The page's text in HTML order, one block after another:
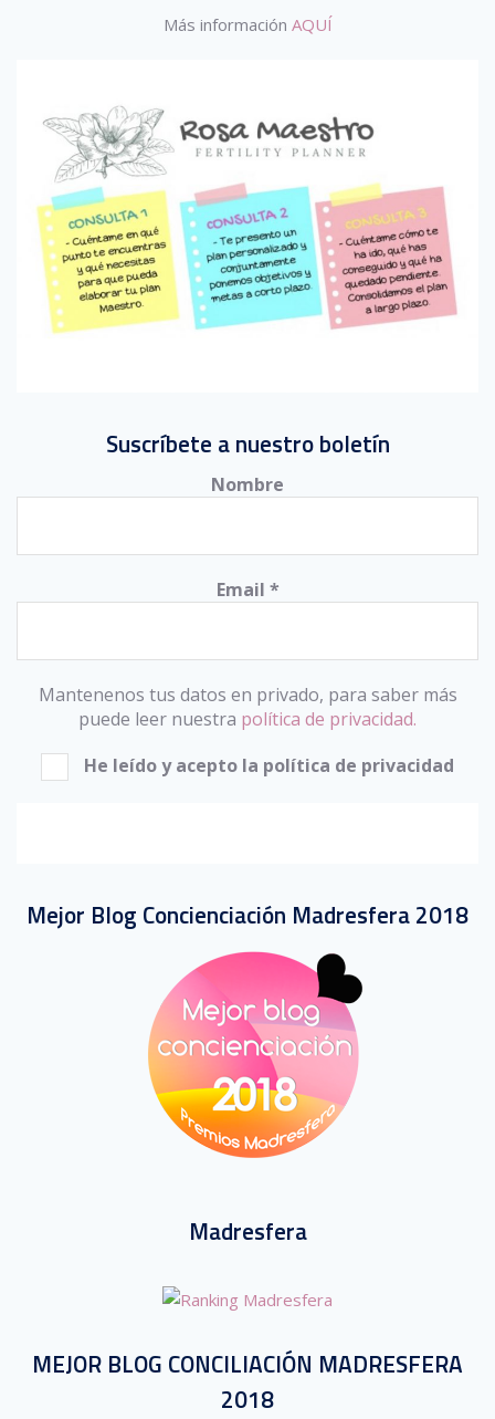
Más información AQUÍ
Suscríbete a nuestro boletín
Nombre
Email *
Mantenenos tus datos en privado, para saber más
puede leer nuestra política de privacidad.
He leído y acepto la política de privacidad
Mejor Blog Concienciación Madresfera 2018
Madresfera
MEJOR BLOG CONCILIACIÓN MADRESFERA
2018